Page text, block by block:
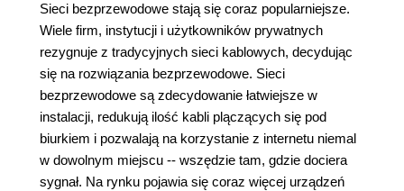
Sieci bezprzewodowe stają się coraz popularniejsze.
Wiele firm, instytucji i użytkowników prywatnych
rezygnuje z tradycyjnych sieci kablowych, decydując
się na rozwiązania bezprzewodowe. Sieci
bezprzewodowe są zdecydowanie łatwiejsze w
instalacji, redukują ilość kabli plączących się pod
biurkiem i pozwalają na korzystanie z internetu niemal
w dowolnym miejscu -- wszędzie tam, gdzie dociera
sygnał. Na rynku pojawia się coraz więcej urządzeń